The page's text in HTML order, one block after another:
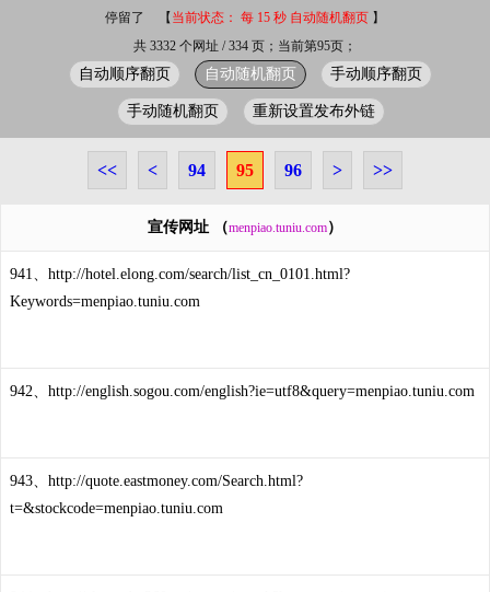
停留了 【 当前状态： 每 15 秒 自动随机翻页 】
共 3332 个网址 / 334 页；当前第95页；
自动顺序翻页 自动随机翻页 手动顺序翻页
手动随机翻页 重新设置发布外链
<< < 94 95 96 > >>
宣传网址 （menpiao.tuniu.com）
941、http://hotel.elong.com/search/list_cn_0101.html?
Keywords=menpiao.tuniu.com
942、http://english.sogou.com/english?ie=utf8&query=menpiao.tuniu.com
943、http://quote.eastmoney.com/Search.html?
t=&stockcode=menpiao.tuniu.com